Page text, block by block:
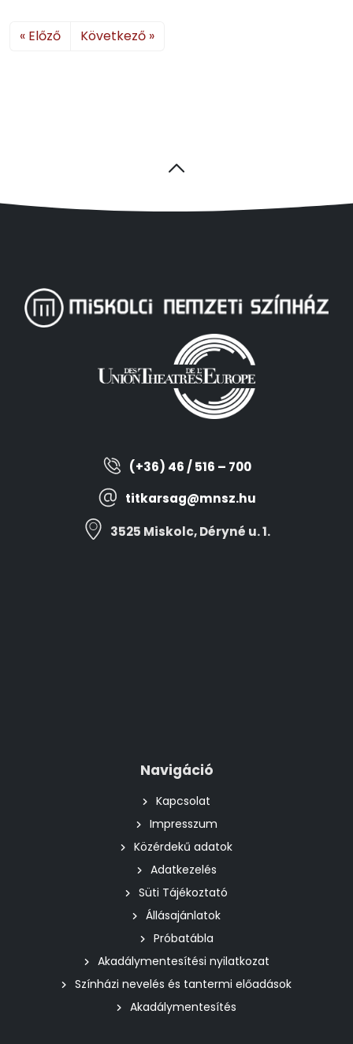
« Előző Következő »
(+36) 46 / 516 – 700
titkarsag@mnsz.hu
3525 Miskolc, Déryné u. 1.
Navigáció
Kapcsolat
Impresszum
Közérdekű adatok
Adatkezelés
Süti Tájékoztató
Állásajánlatok
Próbatábla
Akadálymentesítési nyilatkozat
Színházi nevelés és tantermi előadások
Akadálymentesítés